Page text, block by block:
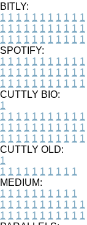
BITLY:
1 1 1 1 1 1 1 1 1 1 1
1 1 1 1 1 1 1 1 1 1 1
1 1 1 1 1 1 1 1 1 1 1
SPOTIFY:
1 1 1 1 1 1 1 1 1 1 1
1 1 1 1 1 1 1 1 1 1 1
1 1 1 1 1 1 1 1 1 1 1
CUTTLY BIO:
1
1 1 1 1 1 1 1 1 1 1 1
1 1 1 1 1 1 1 1 1 1 1
1 1 1 1 1 1 1 1 1 1 1
CUTTLY OLD:
1
1 1 1 1 1 1 1 1 1 1
MEDIUM:
1 1 1 1 1 1 1 1 1 1
1 1 1 1 1 1 1 1 1 1 1
1 1 1 1 1 1 1 1 1 1 1